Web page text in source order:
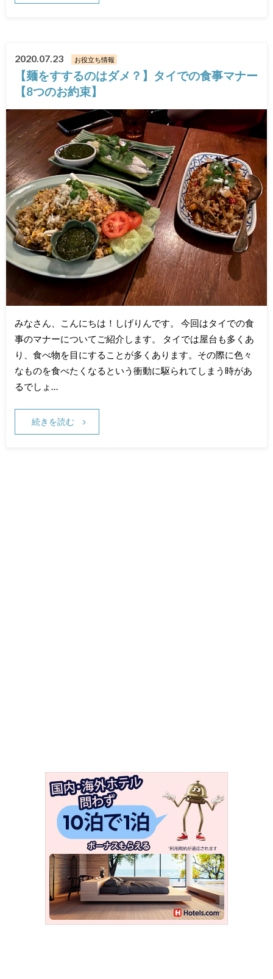
2020.07.23 お役立ち情報
【麺をすするのはダメ？】タイでの食事マナー
【8つのお約束】
みなさん、こんにちは！しげりんです。 今回はタイでの食
事のマナーについてご紹介します。 タイでは屋台も多くあ
り、食べ物を目にすることが多くあります。その際に色々
なものを食べたくなるという衝動に駆られてしまう時があ
るでしょ…
続きを読む